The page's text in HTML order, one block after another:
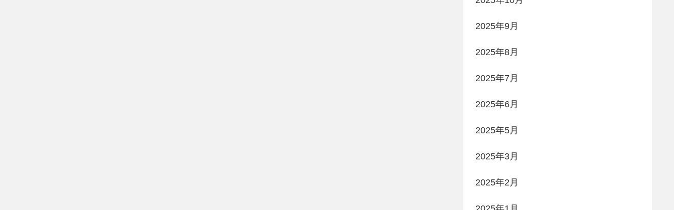
2025年9月
2025年8月
2025年7月
2025年6月
2025年5月
2025年3月
2025年2月